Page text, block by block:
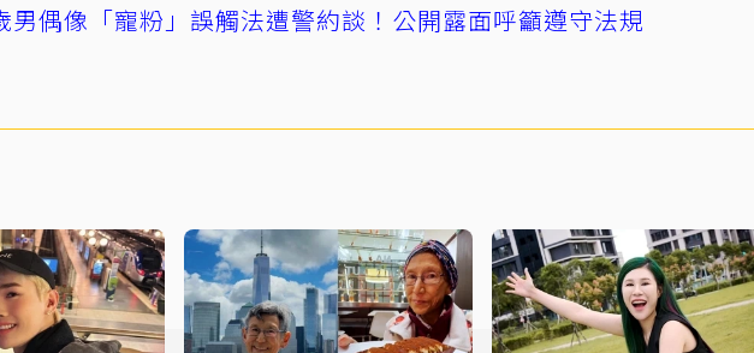
男偶像「寵粉」誤觸法遭警約談！公開露面呼籲遵守法規